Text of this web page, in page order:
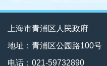
上海市青浦区人民政府
地址：青浦区公园路100号
电话：021-59732890